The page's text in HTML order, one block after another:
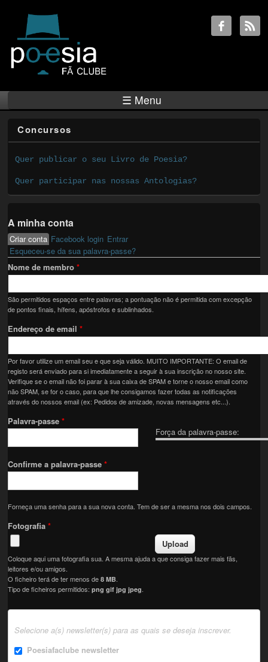
☰ Menu
Concursos
Quer publicar o seu Livro de Poesia?
Quer participar nas nossas Antologias?
A minha conta
Primary tabs
Criar conta (active tab)
Facebook login Entrar
Esqueceu-se da sua palavra-passe?
Nome de membro*
São permitidos espaços entre palavras; a pontuação não é permitida com excepção
de pontos finais, hífens, apóstrofos e sublinhados.
Endereço de email*
Por favor utilize um email seu e que seja válido. MUITO IMPORTANTE: O email de
registo será enviado para si imediatamente a seguir à sua inscrição no nosso site.
Verifique se o email não foi parar à sua caixa de SPAM e torne o nosso email como
não SPAM, se for o caso, para que lhe consigamos fazer todas as notificações
através do nossos email (ex: Pedidos de amizade, novas mensagens etc...).
Força da palavra-passe:
Palavra-passe*
Confirme a palavra-passe*
Forneça uma senha para a sua nova conta. Tem de ser a mesma nos dois campos.
Fotografia*
Coloque aqui uma fotografia sua. A mesma ajuda a que consiga fazer mais fãs,
leitores e/ou amigos.
O ficheiro terá de ter menos de8 MB
Tipo de ficheiros permitidos:png gif jpg jpeg
Selecione a(s) newsletter(s) para as quais se deseja inscrever.
Poesiafaclube newsletter